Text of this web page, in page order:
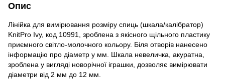
Опис
Лінійка для вимірювання розміру спиць (шкала/калібратор)
KnitPro Ivy, код 10991, зроблена з якісного щільного пластику
приємного світло-молочного кольору. Біля отворів нанесено
інформацію про діаметр у мм. Шкала невеличка, акуратна,
зроблена у вигляді новорічної іграшки, дозволяє вимірювати
діаметри від 2 мм до 12 мм.